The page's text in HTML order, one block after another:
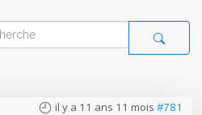
il y a 11 ans 11 mois #781